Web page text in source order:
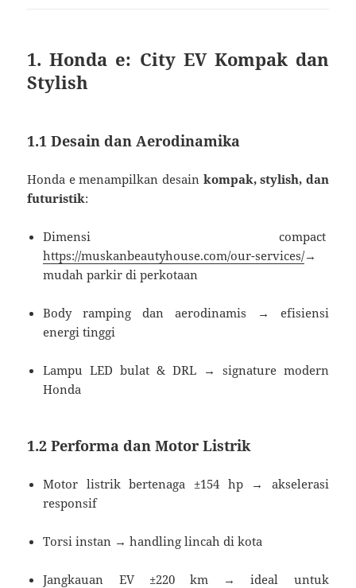
1. Honda e: City EV Kompak dan
Stylish
1.1 Desain dan Aerodinamika
Honda e menampilkan desain kompak, stylish, dan
futuristik:
Dimensi compact
https://muskanbeautyhouse.com/our-services/→
mudah parkir di perkotaan
Body ramping dan aerodinamis → efisiensi
energi tinggi
Lampu LED bulat & DRL → signature modern
Honda
1.2 Performa dan Motor Listrik
Motor listrik bertenaga ±154 hp → akselerasi
responsif
Torsi instan → handling lincah di kota
Jangkauan EV ±220 km → ideal untuk